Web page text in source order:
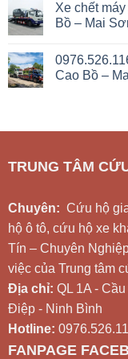
Xe chết
Bồ – Mai
Cao Bồ –
TRUNG TÂM
Chuyên: Cứu hộ
hộ ô tô, cứu hộ xe
Tín – Chuyên
việc của Trung tâm
Địa chỉ: QL 1A -
Điệp - Ninh Bình
Hotline:
FANPAGE